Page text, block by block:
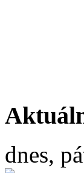
dnes,